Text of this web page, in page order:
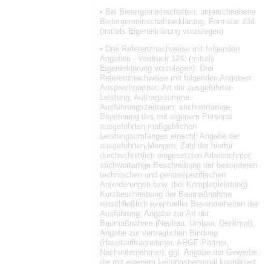
• Bei Bietergemeinschaften: unterschriebene
Bietergemeinschaftserklärung, Formular 234
(mittels Eigenerklärung vorzulegen)
• Drei Referenznachweise mit folgenden
Angaben - Vordruck 124: (mittels
Eigenerklärung vorzulegen): Drei
Referenznachweise mit folgenden Angaben:
Ansprechpartner; Art der ausgeführten
Leistung; Auftragssumme;
Ausführungszeitraum; stichwortartige
Benennung des mit eigenem Personal
ausgeführten maßgeblichen
Leistungsumfanges einschl. Angabe der
ausgeführten Mengen; Zahl der hierfür
durchschnittlich eingesetzten Arbeitnehmer;
stichwortartige Beschreibung der besonderen
technischen und gerätespezifischen
Anforderungen bzw. (bei Komplettleistung)
Kurzbeschreibung der Baumaßnahme
einschließlich eventueller Besonderheiten der
Ausführung; Angabe zur Art der
Baumaßnahme (Neubau, Umbau, Denkmal);
Angabe zur vertraglichen Bindung
(Hauptauftragnehmer, ARGE-Partner,
Nachunternehmer); ggf. Angabe der Gewerbe,
die mit eigenem Leitungspersonal koordiniert